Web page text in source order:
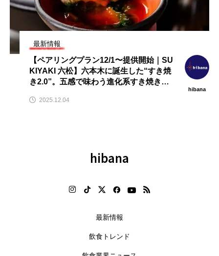
最新情報
【ペアリングプラン12/1〜提供開始｜SU
KIYAKI 六松】六本木に誕生した“すき焼
き2.0”。五感で味わう進化系すき焼き専
hibana
2025.12.04
hibana
最新情報
飲食トレンド